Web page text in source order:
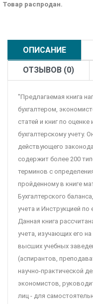
Товар распродан.
ОПИСАНИЕ
ОТЗЫВОВ (0)
"Предлагаемая книга
бухгалтером,
статей и книг по
бухгалтерскому учету.
действующего
содержит более 200
терминов с
пройденному в книге
Бухгалтерского
учета и Инструкцией
Данная книга
учета, изучающих его
высших учебных
(аспирантов,
научно-практической
экономистов,
лиц - для